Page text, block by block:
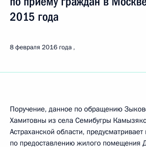
2015 года
8 февраля 2016 года
Поручение, данное по обращению
Хамитовны из села Семибугры
Астраханской области,
по предоставлению жилого помещения